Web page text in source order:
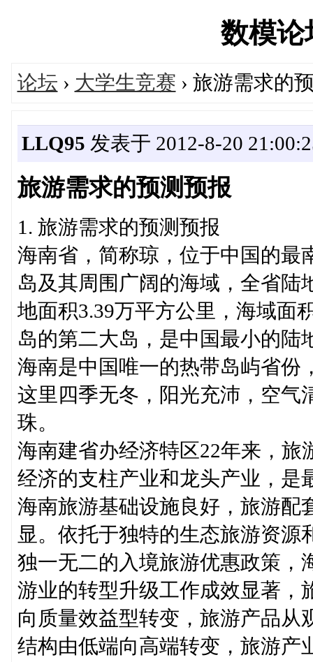
数模论
论坛 › 大学生竞赛 › 旅游需求的
LLQ95 发表于 2012-8-20
旅游需求的预测预报
1. 旅游需求的预测预报
海南省，简称琼，位于中国的最
岛及其周围广阔的海域，全省陆
地面积3.39万平方公里，海域面
岛的第二大岛，是中国最小的陆
海南是中国唯一的热带岛屿省份
这里四季无冬，阳光充沛，空气
珠。
海南建省办经济特区22年来，
经济的支柱产业和龙头产业，
海南旅游基础设施良好，旅游配
显。依托于独特的生态旅游资源
独一无二的入境旅游优惠政策，
游业的转型升级工作成效显著，
向质量效益型转变，旅游产品从
结构由低端向高端转变，旅游产